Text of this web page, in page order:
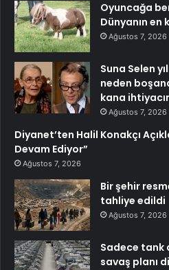
Oyuncağa
Dünyanın en
Ağustos 7, 2026
Suna Selen
neden
kana
Ağustos 7, 2026
Diyanet’ten Halil Konakçı
Devam Ediyor”
Ağustos 7, 2026
Bir şehir
tahliye edildi
Ağustos 7, 2026
Sadece tank
savaş planı